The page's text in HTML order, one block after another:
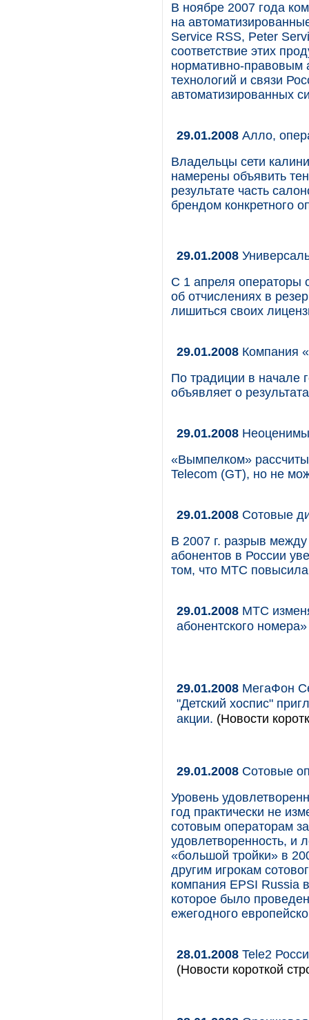
В ноябре 2007 года
на
Service RSS, Peter
соответствие этих
нормативно-правовым
технологий и связи
автоматизированных
29.01.2008 Алло,
Владельцы сети
намерены объявить
результате часть
брендом конкретного
29.01.2008
С 1 апреля операторы
об отчислениях в
лишиться своих
29.01.2008 Компания
По традиции в начале
объявляет о
29.01.2008
«Вымпелком»
Telecom (GT), но не
29.01.2008 Сотовые
В 2007 г. разрыв
абонентов в России
том, что МТС
29.01.2008 МТС
абонентского номера»
29.01.2008 МегаФон
"Детский хоспис"
акции. (Новости
29.01.2008 Сотовые
Уровень
год практически не
сотовым операторам
удовлетворенность, и
«большой тройки» в
другим игрокам
компания EPSI Russia
которое было
ежегодного
28.01.2008 Tele2
(Новости короткой